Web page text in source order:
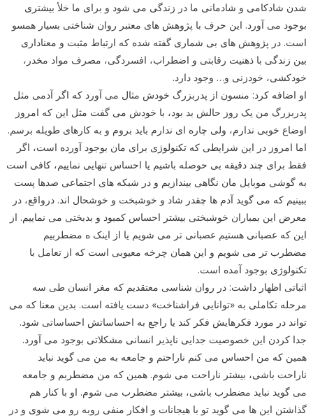
شدن شادکامی و شادمانی ما در زندگی می شود و برای ما خلأ بیشتری
بوجود می آورد. این حرف با پژوهش های معتبر روان شناختی بسیار همسو
است. در پژوهش های بی شماری گفته شده که ارتباط مثبت و معناداری
بین زندگی با ذهنیت رقابتی و اضطراب، افسردگی، مصرف مواد مخدر،
خودکشی، خودزنی و… وجود دارد.
او اضافه کرد: منسون از پدربزرگ خودش مثال می آورد که اگر آدمی مثل
پدربزرگ من یک روز حالش بد بود، با خودش می گفت مثل این که امروز
اوضاع خوبی ندارم، ولی چاره ای ندارم باید بروم و به کارهای طویله برسم.
اما امروز در این شرایطی که تکنولوژی برای مان بوجود آورده است، اگر
فقط برای چند دقیقه بی حوصله باشیم یا احساس تنهایی نماییم، کافی است
به گوشی موبایل مان نگاهی بیندازیم و در شبکه های اجتماعی صدها پست
ببینیم که می گوید آدم ها چقدر شاد و خوشبخت و خوشحال اند. درواقع، در
معرض این بمباران خوشبختی بیشتر احساس کمبود و بدبختی می نماییم. از
این که عصبانی هستیم عصبانی تر می شویم یا از اینک ه مضطربیم
مضطرب تر می شویم و این همان چرخه معیوبی است که از تعامل با
تکنولوژی بوجود آمده است.
اثباتی اظهار داشت: در روان شناسی معتقدیم که مغر انسان طی سه
مرحله تکاملی به «توانایی فراشناخت» دست یافته است. بدین معنا که می
تواند در مورد فکرهایش فکر کند یا راجع به احساساتش احساساتی شود.
جدا کردن این خصوصیت جدایی ناپذیر انسانی مشکلاتی بوجود می آورد.
همین که من احساس می کنم ناراحتم و جامعه به من می گوید نباید
ناراحت باشی، بیشتر ناراحت می شوم. همین که من مضطربم و جامعه
می گوید نباید مضطرب باشی، بیشتر مضطرب می شوم. او با کنار هم
گذاشتن این ها می گوید تو با هیجانات و افکار منفی روبه رو می شوی و در